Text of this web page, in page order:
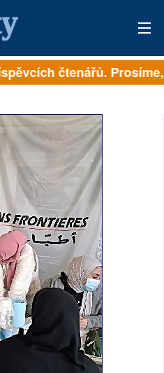
čtenářů. Prosíme,